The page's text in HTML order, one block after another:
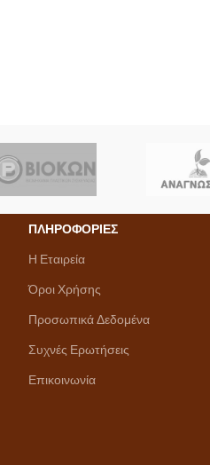
ΠΛΗΡΟΦΟΡΙΕΣ
Η Εταιρεία
Όροι Χρήσης
Προσωπικά Δεδομένα
Συχνές Ερωτήσεις
Επικοινωνία